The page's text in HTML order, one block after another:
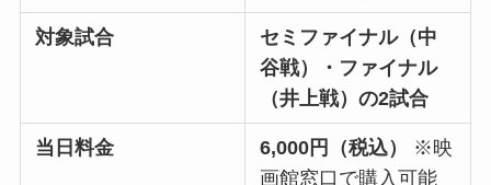
対象試合
セミファイナル（中
谷戦）・ファイナル
（井上戦）の2試合
当日料金 6,000円（税込）
※映
画館窓口で購入可能